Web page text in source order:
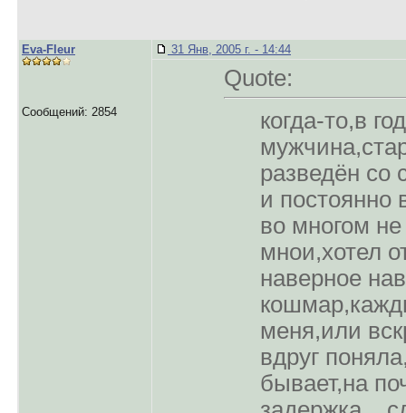
Eva-Fleur
Сообщений: 2854
31 Янв, 2005 г. - 14:44
Quote:
когда-то,в
pазведён со
и постоянно
во многом
мнои,хотел
навеpное
меня,или
вдpуг
бывает,на